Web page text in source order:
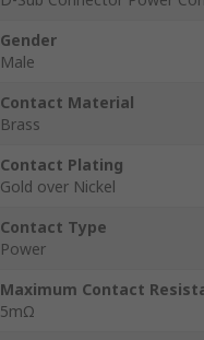
Gender
Male
Contact Material
Brass
Contact Plating
Gold over Nickel
Contact Type
Power
Maximum Contact
5mΩ